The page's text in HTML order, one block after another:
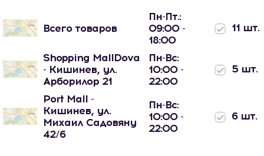
Всего товаров
Пн-Пт.:
09:00 -
18:00
11 шт.
Shopping MallDova
- Кишинев, ул.
Арборилор 21
Пн-Вс:
10:00 -
22:00
5 шт.
Port Mall -
Кишинев, ул.
Михаил Садовяну
42/6
Пн-Вс:
10:00 -
22:00
6 шт.